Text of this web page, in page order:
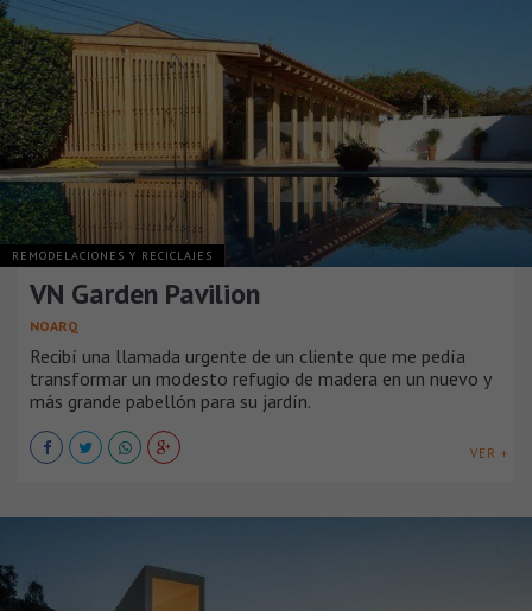
REMODELACIONES Y RECICLAJES
VN Garden Pavilion
NOARQ
Recibí una llamada urgente de un cliente que me pedía
transformar un modesto refugio de madera en un nuevo y
más grande pabellón para su jardín.
VER +